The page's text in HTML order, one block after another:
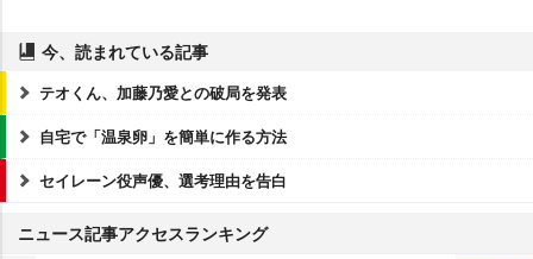
今、読まれている記事
テオくん、加藤乃愛との破局を発表
自宅で「温泉卵」を簡単に作る方法
セイレーン役声優、選考理由を告白
ニュース記事アクセスランキング